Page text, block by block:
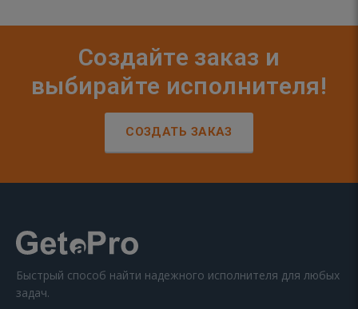
Создайте заказ и
выбирайте исполнителя!
СОЗДАТЬ ЗАКАЗ
Быстрый способ найти надежного исполнителя для любых
задач.